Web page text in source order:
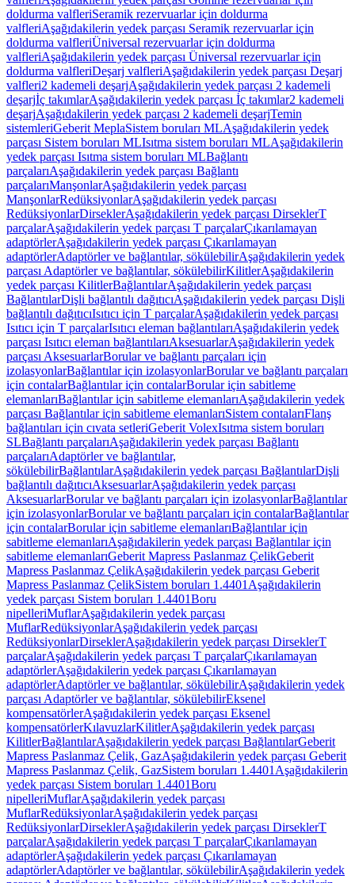
doldurma valfleriSeramik rezervuarlar için doldurma
valfleriAşağıdakilerin yedek parçası Seramik rezervuarlar için
doldurma valfleriÜniversal rezervuarlar için doldurma
valfleriAşağıdakilerin yedek parçası Üniversal rezervuarlar için
doldurma valfleriDeşarj valfleriAşağıdakilerin yedek parçası Deşarj
valfleri2 kademeli deşarjAşağıdakilerin yedek parçası 2 kademeli
deşarjİç takımlarAşağıdakilerin yedek parçası İç takımlar2 kademeli
deşarjAşağıdakilerin yedek parçası 2 kademeli deşarjTemin
sistemleriGeberit MeplaSistem boruları MLAşağıdakilerin yedek
parçası Sistem boruları MLIsıtma sistem boruları MLAşağıdakilerin
yedek parçası Isıtma sistem boruları MLBağlantı
parçalarıAşağıdakilerin yedek parçası Bağlantı
parçalarıManşonlarAşağıdakilerin yedek parçası
ManşonlarRedüksiyonlarAşağıdakilerin yedek parçası
RedüksiyonlarDirseklerAşağıdakilerin yedek parçası DirseklerT
parçalarAşağıdakilerin yedek parçası T parçalarÇıkarılamayan
adaptörlerAşağıdakilerin yedek parçası Çıkarılamayan
adaptörlerAdaptörler ve bağlantılar, sökülebilirAşağıdakilerin yedek
parçası Adaptörler ve bağlantılar, sökülebilirKilitlerAşağıdakilerin
yedek parçası KilitlerBağlantılarAşağıdakilerin yedek parçası
BağlantılarDişli bağlantılı dağıtıcıAşağıdakilerin yedek parçası Dişli
bağlantılı dağıtıcıIsıtıcı için T parçalarAşağıdakilerin yedek parçası
Isıtıcı için T parçalarIsıtıcı eleman bağlantılarıAşağıdakilerin yedek
parçası Isıtıcı eleman bağlantılarıAksesuarlarAşağıdakilerin yedek
parçası AksesuarlarBorular ve bağlantı parçaları için
izolasyonlarBağlantılar için izolasyonlarBorular ve bağlantı parçaları
için contalarBağlantılar için contalarBorular için sabitleme
elemanlarıBağlantılar için sabitleme elemanlarıAşağıdakilerin yedek
parçası Bağlantılar için sabitleme elemanlarıSistem contalarıFlanş
bağlantıları için cıvata setleriGeberit VolexIsıtma sistem boruları
SLBağlantı parçalarıAşağıdakilerin yedek parçası Bağlantı
parçalarıAdaptörler ve bağlantılar,
sökülebilirBağlantılarAşağıdakilerin yedek parçası BağlantılarDişli
bağlantılı dağıtıcıAksesuarlarAşağıdakilerin yedek parçası
AksesuarlarBorular ve bağlantı parçaları için izolasyonlarBağlantılar
için izolasyonlarBorular ve bağlantı parçaları için contalarBağlantılar
için contalarBorular için sabitleme elemanlarıBağlantılar için
sabitleme elemanlarıAşağıdakilerin yedek parçası Bağlantılar için
sabitleme elemanlarıGeberit Mapress Paslanmaz ÇelikGeberit
Mapress Paslanmaz ÇelikAşağıdakilerin yedek parçası Geberit
Mapress Paslanmaz ÇelikSistem boruları 1.4401 Aşağıdakilerin
yedek parçası Sistem boruları 1.4401Boru
nipelleriMuflarAşağıdakilerin yedek parçası
MuflarRedüksiyonlarAşağıdakilerin yedek parçası
RedüksiyonlarDirseklerAşağıdakilerin yedek parçası DirseklerT
parçalarAşağıdakilerin yedek parçası T parçalarÇıkarılamayan
adaptörlerAşağıdakilerin yedek parçası Çıkarılamayan
adaptörlerAdaptörler ve bağlantılar, sökülebilirAşağıdakilerin yedek
parçası Adaptörler ve bağlantılar, sökülebilirEksenel
kompensatörlerAşağıdakilerin yedek parçası Eksenel
kompensatörlerKılavuzlarKilitlerAşağıdakilerin yedek parçası
KilitlerBağlantılarAşağıdakilerin yedek parçası BağlantılarGeberit
Mapress Paslanmaz Çelik, GazAşağıdakilerin yedek parçası Geberit
Mapress Paslanmaz Çelik, GazSistem boruları 1.4401 Aşağıdakilerin
yedek parçası Sistem boruları 1.4401Boru
nipelleriMuflarAşağıdakilerin yedek parçası
MuflarRedüksiyonlarAşağıdakilerin yedek parçası
RedüksiyonlarDirseklerAşağıdakilerin yedek parçası DirseklerT
parçalarAşağıdakilerin yedek parçası T parçalarÇıkarılamayan
adaptörlerAşağıdakilerin yedek parçası Çıkarılamayan
adaptörlerAdaptörler ve bağlantılar, sökülebilirAşağıdakilerin yedek